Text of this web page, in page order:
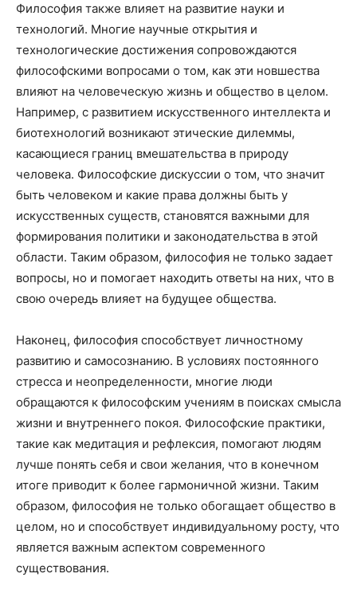
Философия также влияет на развитие науки и
технологий. Многие научные открытия и
технологические достижения сопровождаются
философскими вопросами о том, как эти новшества
влияют на человеческую жизнь и общество в целом.
Например, с развитием искусственного интеллекта и
биотехнологий возникают этические дилеммы,
касающиеся границ вмешательства в природу
человека. Философские дискуссии о том, что значит
быть человеком и какие права должны быть у
искусственных существ, становятся важными для
формирования политики и законодательства в этой
области. Таким образом, философия не только задает
вопросы, но и помогает находить ответы на них, что в
свою очередь влияет на будущее общества.
Наконец, философия способствует личностному
развитию и самосознанию. В условиях постоянного
стресса и неопределенности, многие люди
обращаются к философским учениям в поисках смысла
жизни и внутреннего покоя. Философские практики,
такие как медитация и рефлексия, помогают людям
лучше понять себя и свои желания, что в конечном
итоге приводит к более гармоничной жизни. Таким
образом, философия не только обогащает общество в
целом, но и способствует индивидуальному росту, что
является важным аспектом современного
существования.